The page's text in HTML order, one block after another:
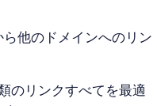
ら他のドメインへのリン
のリンクすべてを最適